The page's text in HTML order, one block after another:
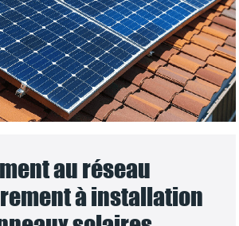
au réseau
à installation